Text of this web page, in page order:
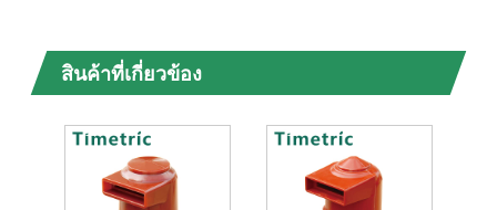
สินค้าที่เกี่ยวข้อง